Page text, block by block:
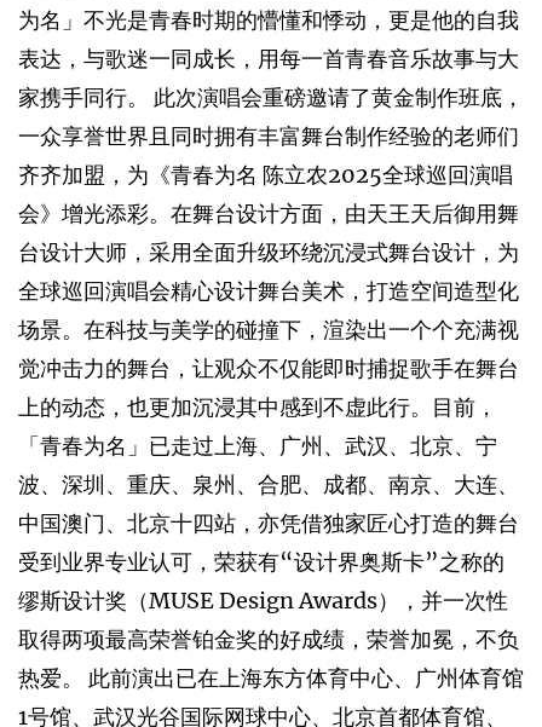
为名」不光是青春时期的懵懂和悸动，更是他的自我
表达，与歌迷一同成长，用每一首青春音乐故事与大
家携手同行。 此次演唱会重磅邀请了黄金制作班底，
一众享誉世界且同时拥有丰富舞台制作经验的老师们
齐齐加盟，为《青春为名 陈立农2025全球巡回演唱
会》增光添彩。在舞台设计方面，由天王天后御用舞
台设计大师，采用全面升级环绕沉浸式舞台设计，为
全球巡回演唱会精心设计舞台美术，打造空间造型化
场景。在科技与美学的碰撞下，渲染出一个个充满视
觉冲击力的舞台，让观众不仅能即时捕捉歌手在舞台
上的动态，也更加沉浸其中感到不虚此行。目前，
「青春为名」已走过上海、广州、武汉、北京、宁
波、深圳、重庆、泉州、合肥、成都、南京、大连、
中国澳门、北京十四站，亦凭借独家匠心打造的舞台
受到业界专业认可，荣获有“设计界奥斯卡”之称的
缪斯设计奖（MUSE Design Awards），并一次性
取得两项最高荣誉铂金奖的好成绩，荣誉加冕，不负
热爱。 此前演出已在上海东方体育中心、广州体育馆
1号馆、武汉光谷国际网球中心、北京首都体育馆、